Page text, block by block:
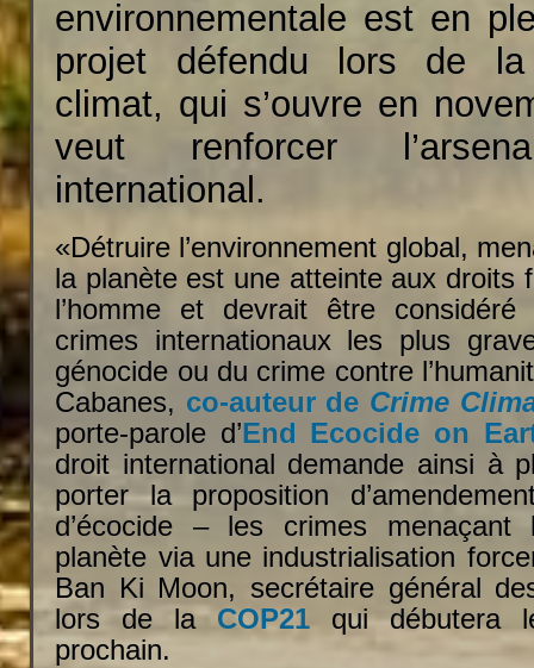
environnementale est en
projet défendu lors de la
climat, qui s’ouvre en
veut renforcer
international.
«Détruire l’environnement global,
la planète est une atteinte aux droits
l’homme et devrait être
crimes internationaux les plus
génocide ou du crime contre
Cabanes, co-auteur de Crime
porte-parole d’ End Ecocide on
droit international demande ainsi à
porter la proposition
d’écocide – les crimes
planète via une industrialisation
Ban Ki Moon, secrétaire général
lors de la COP21 qui débutera
prochain.